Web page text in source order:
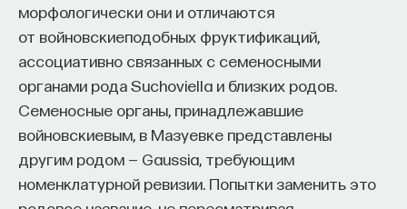
морфологически они и отличаются
от войновскиеподобных фруктификаций,
ассоциативно связанных с семеносными
органами рода Suchoviella и близких родов.
Семеносные органы, принадлежавшие
войновскиевым, в Мазуевке представлены
другим родом — Gaussia, требующим
номенклатурной ревизии. Попытки заменить это